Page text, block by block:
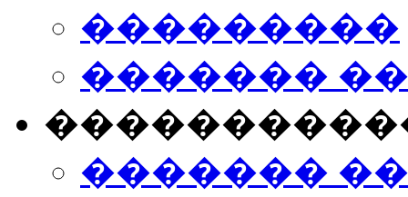
���������
�������
�������